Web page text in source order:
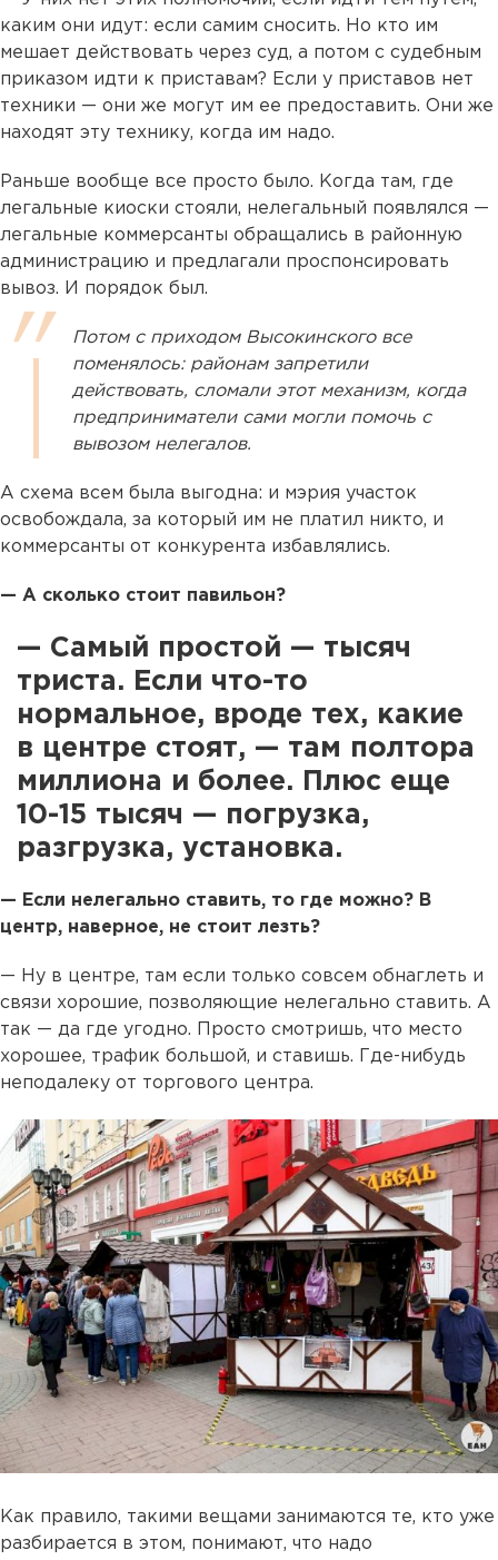
каким они идут: если самим сносить. Но кто им
мешает действовать через суд, а потом с судебным
приказом идти к приставам? Если у приставов нет
техники — они же могут им ее предоставить. Они же
находят эту технику, когда им надо.
Раньше вообще все просто было. Когда там, где
легальные киоски стояли, нелегальный появлялся —
легальные коммерсанты обращались в районную
администрацию и предлагали проспонсировать
вывоз. И порядок был.
Потом с приходом Высокинского все
поменялось: районам запретили
действовать, сломали этот механизм, когда
предприниматели сами могли помочь с
вывозом нелегалов.
А схема всем была выгодна: и мэрия участок
освобождала, за который им не платил никто, и
коммерсанты от конкурента избавлялись.
— А сколько стоит павильон?
— Самый простой — тысяч
триста. Если что-то
нормальное, вроде тех, какие
в центре стоят, — там полтора
миллиона и более. Плюс еще
10-15 тысяч — погрузка,
разгрузка, установка.
— Если нелегально ставить, то где можно? В
центр, наверное, не стоит лезть?
— Ну в центре, там если только совсем обнаглеть и
связи хорошие, позволяющие нелегально ставить. А
так — да где угодно. Просто смотришь, что место
хорошее, трафик большой, и ставишь. Где-нибудь
неподалеку от торгового центра.
Как правило, такими вещами занимаются те, кто уже
разбирается в этом, понимают, что надо